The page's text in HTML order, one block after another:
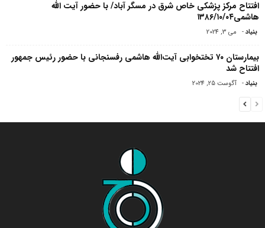
افتتاح مرکز پزشکی خاص شرق در مسگر آباد/ با حضور آیت الله
هاشمی۱۳۸۶/۱۰/۰۴
بنیاد- می 3, 2024
بیمارستان ۷۰ تختخوابی آیت‌الله هاشمی رفسنجانی با حضور رئیس جمهور
افتتاح شد
بنیاد- آگوست 25, 2024